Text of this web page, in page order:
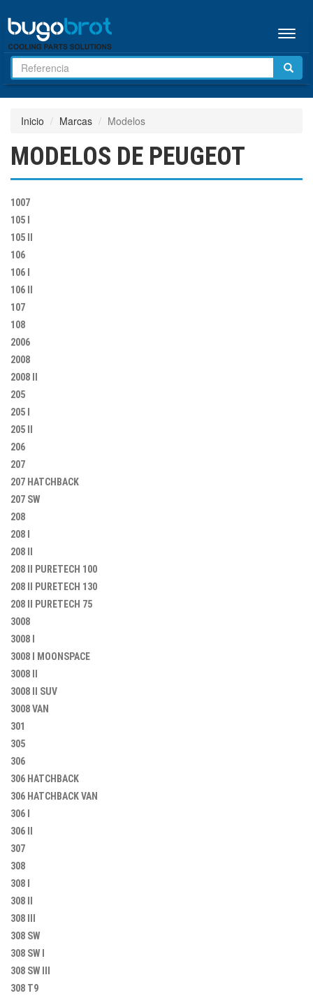
Menú
Inicio Marcas Modelos
MODELOS DE PEUGEOT
1007
105 I
105 II
106
106 I
106 II
107
108
2006
2008
2008 II
205
205 I
205 II
206
207
207 HATCHBACK
207 SW
208
208 I
208 II
208 II PURETECH 100
208 II PURETECH 130
208 II PURETECH 75
3008
3008 I
3008 I MOONSPACE
3008 II
3008 II SUV
3008 VAN
301
305
306
306 HATCHBACK
306 HATCHBACK VAN
306 I
306 II
307
308
308 I
308 II
308 III
308 SW
308 SW I
308 SW III
308 T9